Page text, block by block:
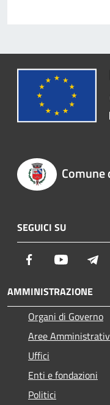
SEGUICI SU
Facebook Youtube
AMMINISTRAZIONE
Organi di Governo
Aree
Uffici
Enti e fondazioni
Politici